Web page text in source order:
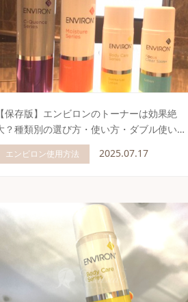
【保存版】エンビロンのトーナーは効果絶
？種類別の選び方・使い方・ダブル使い…
エンビロン使用方法 2025.07.17